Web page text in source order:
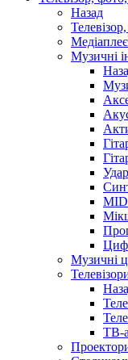
Назад
Музичні
Музичні
ТВ-